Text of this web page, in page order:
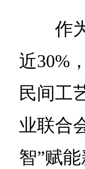
作
近30%
民间工
业联合
智”赋能